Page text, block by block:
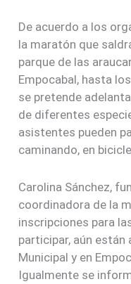
De acuerdo a los
la maratón que
parque de las
Empocabal, hasta
se pretende
de diferentes
asistentes pueden
caminando, en
Carolina Sánchez,
coordinadora de la
inscripciones para
participar, aún están
Municipal y en
Igualmente se